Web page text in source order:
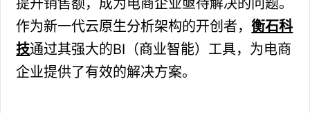
作为新一代云原生分析架构的开创者，衡石科
技通过其强大的BI（商业智能）工具，为电商
企业提供了有效的解决方案。